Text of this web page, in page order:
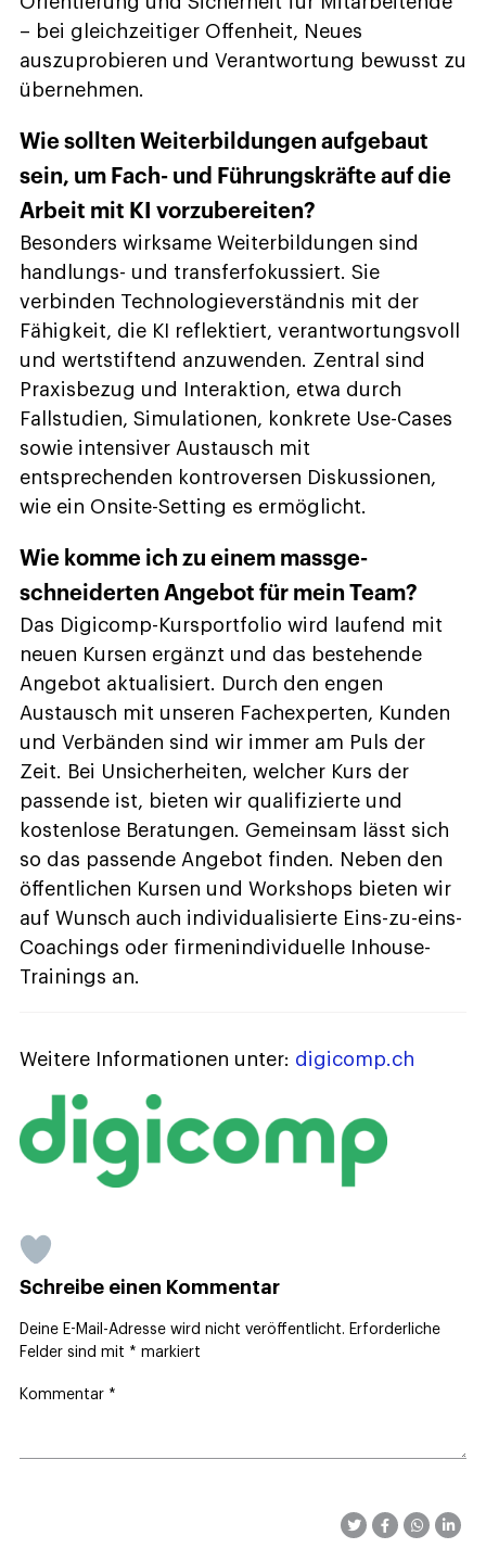
– bei gleichzeitiger Offenheit, Neues
auszuprobieren und Verantwortung bewusst zu
übernehmen.
Wie sollten Weiterbildungen aufgebaut
sein, um Fach- und Führungskräfte auf die
Arbeit mit KI vorzubereiten?
Besonders wirksame Weiterbildungen sind
handlungs- und transferfokussiert. Sie
verbinden Technologieverständnis mit der
Fähigkeit, die KI reflektiert, verantwortungsvoll
und wertstiftend anzuwenden. Zentral sind
Praxisbezug und Interaktion, etwa durch
Fallstudien, Simulationen, konkrete Use-Cases
sowie intensiver Austausch mit
entsprechenden kontroversen Diskussionen,
wie ein Onsite-Setting es ermöglicht.
Wie komme ich zu einem massge­
schneiderten Angebot für mein Team?
Das Digicomp-Kursportfolio wird laufend mit
neuen Kursen ergänzt und das bestehende
Angebot aktualisiert. Durch den engen
Austausch mit unseren Fachexperten, Kunden
und Verbänden sind wir immer am Puls der
Zeit. Bei Unsicherheiten, welcher Kurs der
passende ist, bieten wir qualifizierte und
kostenlose Beratungen. Gemeinsam lässt sich
so das passende Angebot finden. Neben den
öffentlichen Kursen und Workshops bieten wir
auf Wunsch auch individualisierte Eins-zu-eins-
Coachings oder firmenindividuelle Inhouse-
Trainings an.
Weitere Informationen unter: digicomp.ch
Schreibe einen Kommentar
Deine E-Mail-Adresse wird nicht veröffentlicht. Erforderliche
Felder sind mit * markiert
Kommentar *